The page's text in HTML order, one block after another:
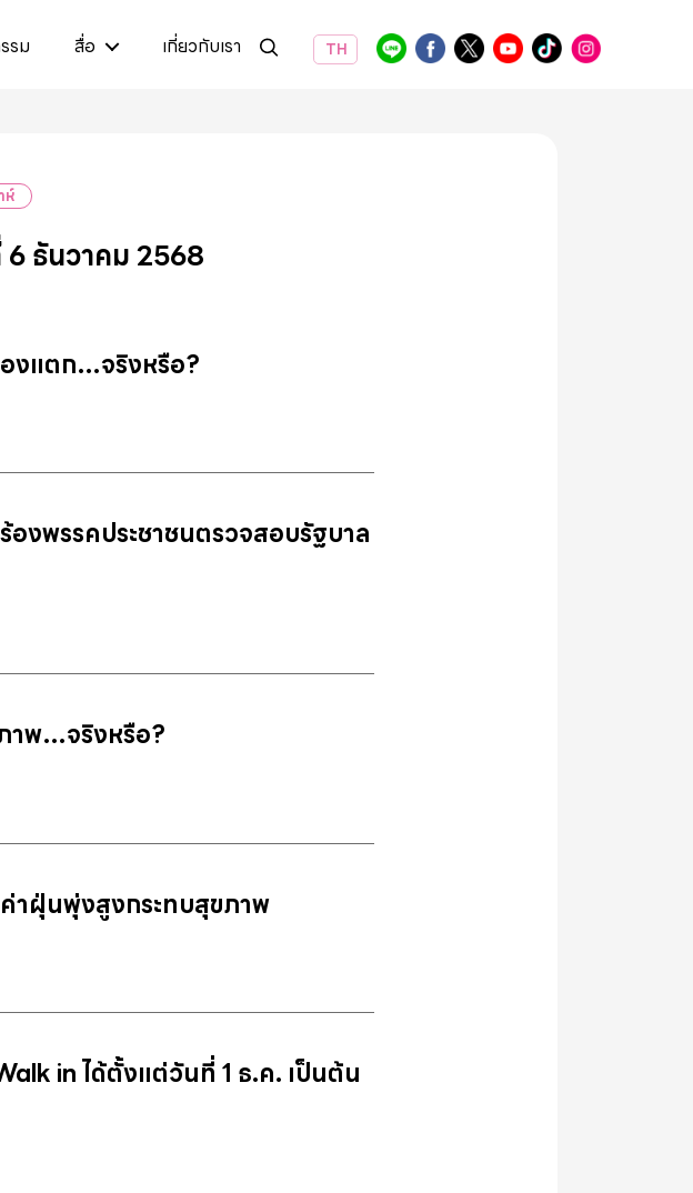
รม สื่อ เกี่ยวกับเรา TH
ห์
6 ธันวาคม 2568
งแตก…จริงหรือ?
งพรรคประชาชนตรวจสอบรัฐบาล
าพ…จริงหรือ?
าฝุ่นพุ่งสูงกระทบสุขภาพ
in ได้ตั้งแต่วันที่ 1 ธ.ค. เป็นต้น